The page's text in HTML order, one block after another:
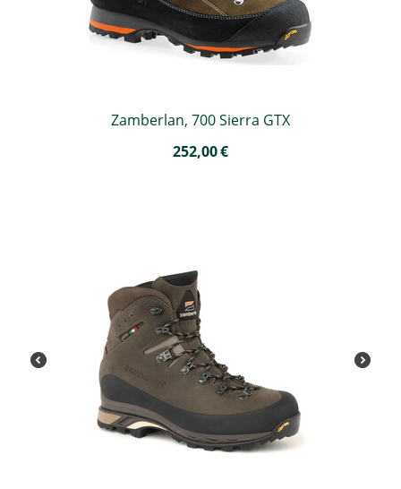
Zamberlan, 700 Sierra GTX
252,00€